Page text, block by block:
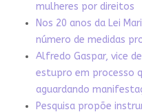
mulheres por direitos
Nos 20 anos da Lei
número de medidas
Alfredo Gaspar, vice
estupro em processo
aguardando
Pesquisa propõe